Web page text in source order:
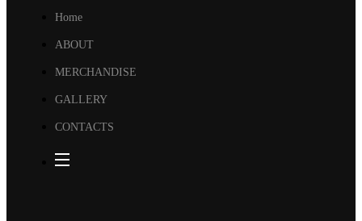
Home
ABOUT
MERCHANDISE
GALLERY
CONTACTS